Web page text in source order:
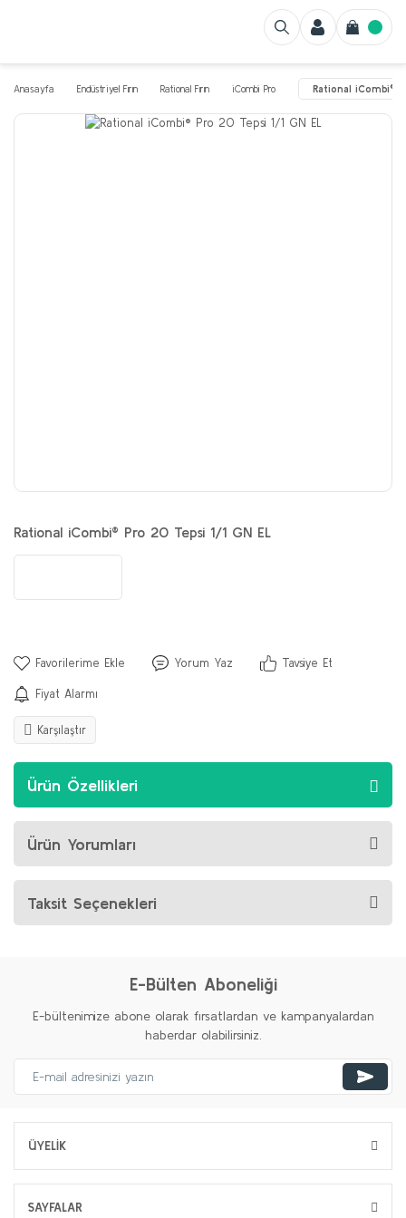
Anasayfa Endüstriyel Fırın Rational Fırın iCombi Pro Rational iCombi®
Rational iCombi® Pro 20 Tepsi 1/1 GN EL
Yorum Yaz Tavsiye Et
Fiyat Alarmı
Karşılaştır
Ürün Özellikleri
Ürün Yorumları
Taksit Seçenekleri
E-Bülten Aboneliği
E-bültenimize abone olarak fırsatlardan ve kampanyalardan
haberdar olabilirsiniz.
ÜYELİK
SAYFALAR